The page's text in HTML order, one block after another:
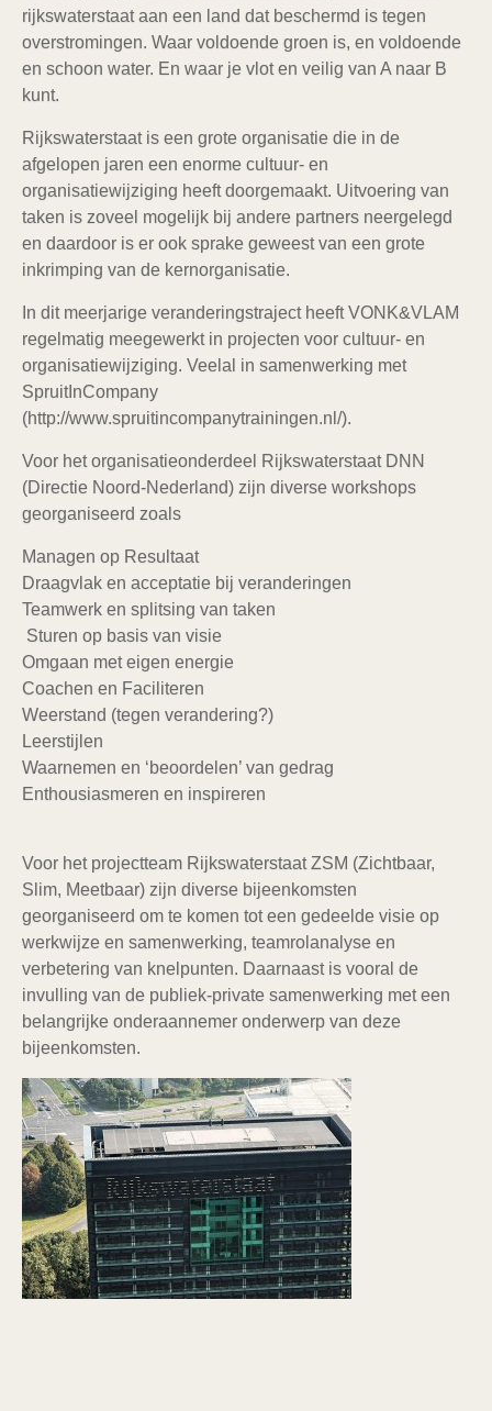
rijkswaterstaat aan een land dat beschermd is tegen
overstromingen. Waar voldoende groen is, en voldoende
en schoon water. En waar je vlot en veilig van A naar B
kunt.
Rijkswaterstaat is een grote organisatie die in de
afgelopen jaren een enorme cultuur- en
organisatiewijziging heeft doorgemaakt. Uitvoering van
taken is zoveel mogelijk bij andere partners neergelegd
en daardoor is er ook sprake geweest van een grote
inkrimping van de kernorganisatie.
In dit meerjarige veranderingstraject heeft VONK&VLAM
regelmatig meegewerkt in projecten voor cultuur- en
organisatiewijziging. Veelal in samenwerking met
SpruitInCompany
(http://www.spruitincompanytrainingen.nl/).
Voor het organisatieonderdeel Rijkswaterstaat DNN
(Directie Noord-Nederland) zijn diverse workshops
georganiseerd zoals
Managen op Resultaat
Draagvlak en acceptatie bij veranderingen
Teamwerk en splitsing van taken
Sturen op basis van visie
Omgaan met eigen energie
Coachen en Faciliteren
Weerstand (tegen verandering?)
Leerstijlen
Waarnemen en ‘beoordelen’ van gedrag
Enthousiasmeren en inspireren
Voor het projectteam Rijkswaterstaat ZSM (Zichtbaar,
Slim, Meetbaar) zijn diverse bijeenkomsten
georganiseerd om te komen tot een gedeelde visie op
werkwijze en samenwerking, teamrolanalyse en
verbetering van knelpunten. Daarnaast is vooral de
invulling van de publiek-private samenwerking met een
belangrijke onderaannemer onderwerp van deze
bijeenkomsten.